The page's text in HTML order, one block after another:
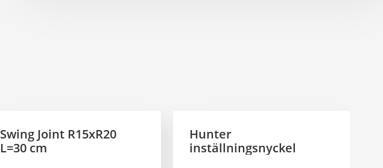
Swing Joint R15xR20
L=30 cm
Hunter
inställningsnyckel